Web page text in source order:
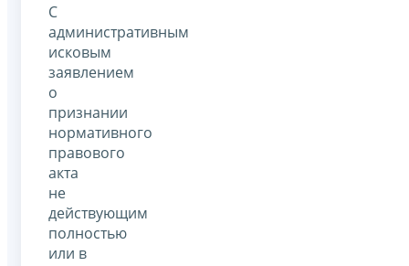
С
административным
исковым
заявлением
о
признании
нормативного
правового
акта
не
действующим
полностью
или в